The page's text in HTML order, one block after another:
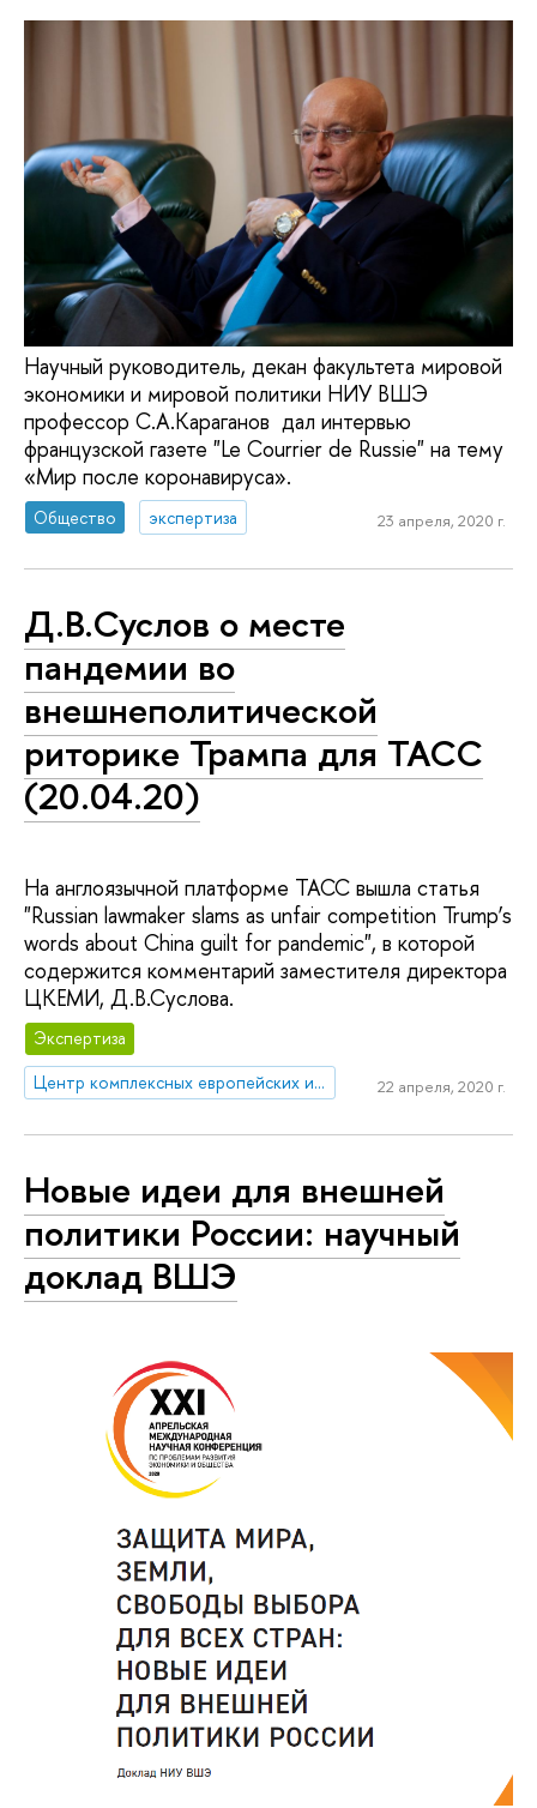
Научный руководитель, декан факультета мировой
экономики и мировой политики НИУ ВШЭ
профессор С.А.Караганов дал интервью
французской газете "Le Courrier de Russie" на тему
«Мир после коронавируса».
Общество экспертиза 23 апреля, 2020 г.
Д.В.Суслов о месте
пандемии во
внешнеполитической
риторике Трампа для ТАСС
(20.04.20)
На англоязычной платформе ТАСС вышла статья
"Russian lawmaker slams as unfair competition Trump’s
words about China guilt for pandemic", в которой
содержится комментарий заместителя директора
ЦКЕМИ, Д.В.Суслова.
Экспертиза
Центр комплексных европейских и международных исследований (ЦКЕМИ)
22 апреля, 2020 г.
Новые идеи для внешней
политики России: научный
доклад ВШЭ